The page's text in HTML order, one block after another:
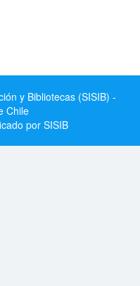
y Bibliotecas (SISIB) -
Chile
por SISIB